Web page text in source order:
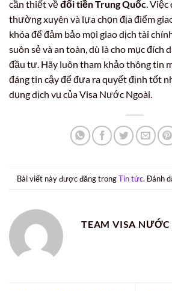
cần thiết vềđổi tiền Trung Quốc. Việc
thường xuyên và lựa chọn địa điểm
khóa để đảm bảo mọi giao dịch tài
suôn sẻ và an toàn, dù là cho mục đích
đầu tư. Hãy luôn tham khảo thông tin
đáng tin cậy để đưa ra quyết định tốt
dụng dịch vụ của Visa Nước Ngoài.
Bài viết này được đăng trongTin tức. Đánh
TEAM VISA